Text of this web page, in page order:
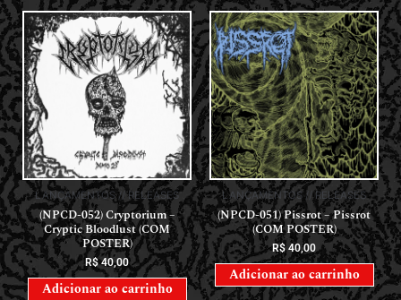
LANÇAMENTOS // RELEASES
(NPCD-052) Cryptorium –
Cryptic Bloodlust (COM
POSTER)
R$40,00
Adicionar ao carrinho
LANÇAMENTOS // RELEASES
(NPCD-051) Pissrot – Pissrot
(COM POSTER)
R$40,00
Adicionar ao carrinho